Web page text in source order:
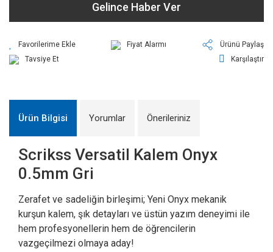
Gelince Haber Ver
Fiyat Alarmı
Ürünü Paylaş
Tavsiye Et
Karşılaştır
Ürün Bilgisi Yorumlar Önerileriniz
Scrikss Versatil Kalem Onyx
0.5mm Gri
Zerafet ve sadeliğin birleşimi; Yeni Onyx mekanik
kurşun kalem, şık detayları ve üstün yazım deneyimi ile
hem profesyonellerin hem de öğrencilerin
vazgeçilmezi olmaya aday!